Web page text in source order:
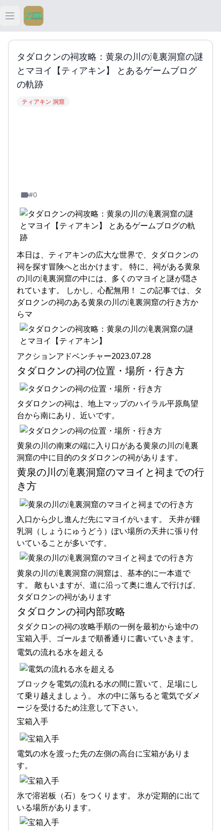
Open main menu
ティアキン
ティアキン 祠
タダロクンの祠攻略：黄泉の川の滝裏洞窟の謎
とマヨイ【ティアキン】 とあるゲームブログ
の軌跡
ティアキン 洞窟
#0
本日は、ティアキンの広大な世界で、タダロクンの
祠を探す冒険へと出かけます。 特に、祠がある黄泉
の川の滝裏洞窟の中には、多くのマヨイと謎が隠さ
れています。 しかし、心配無用！ この記事では、タ
ダロクンの祠のある黄泉の川の滝裏洞窟の行き方か
らマ
アクションアドベンチャー2023.07.28
タダロクンの祠の位置・場所・行き方
タダロクンの祠は、地上マップのハイラル平原鳥望
台から南にあり、近いです。
黄泉の川の南東の端に入り口がある黄泉の川の滝裏
洞窟の中に目的のタダロクンの祠があります。
黄泉の川の滝裏洞窟のマヨイと祠までの行
き方
入口から少し進んだ先にマヨイがいます。 天井が鍾
乳洞（しょうにゅうどう）ぽい場所の天井に張り付
いていることが多いです。
黄泉の川の滝裏洞窟の洞窟は、基本的に一本道で
す。 敵もいますが、道に沿って奥に進んで行けば、
タダロクンの祠があります
タダロクンの祠内部攻略
タダクロンの祠の攻略手順の一例を最初から途中の
宝箱入手、ゴールまで順番通りに書いていきます。
電気の流れる水を超える
ブロックを電気の流れる水の間に置いて、足場にし
て乗り越えましょう。 水の中に落ちると電気でダメ
ージを受けるため注意して下さい。
宝箱入手
電気の水を渡った先の左側の高台に宝箱がありま
す。
氷で溶岩板（石）をつくります。 氷が定期的に出て
いる場所があります。